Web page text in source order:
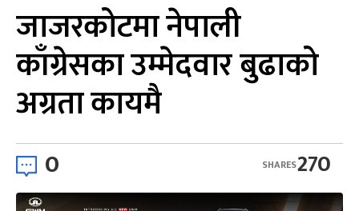
जाजरकोटमा नेपाली
काँग्रेसका उम्मेदवार बुढाको
अग्रता कायमै
0 270
SHARES